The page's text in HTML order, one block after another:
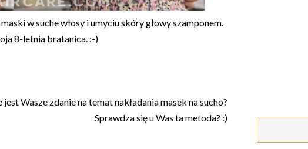
w suche włosy i umyciu skóry głowy szamponem.
8-letnia bratanica. :-)
jest Wasze zdanie na temat nakładania masek na sucho?
Sprawdza się u Was ta metoda? :)